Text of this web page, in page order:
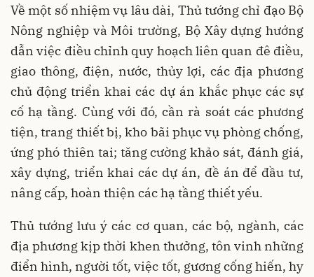
Về một số nhiệm vụ lâu dài, Thủ tướng chỉ đạo Bộ
Nông nghiệp và Môi trường, Bộ Xây dựng hướng
dẫn việc điều chỉnh quy hoạch liên quan đê điều,
giao thông, điện, nước, thủy lợi, các địa phương
chủ động triển khai các dự án khắc phục các sự
cố hạ tầng. Cùng với đó, cần rà soát các phương
tiện, trang thiết bị, kho bãi phục vụ phòng chống,
ứng phó thiên tai; tăng cường khảo sát, đánh giá,
xây dựng, triển khai các dự án, đề án để đầu tư,
nâng cấp, hoàn thiện các hạ tầng thiết yếu.
Thủ tướng lưu ý các cơ quan, các bộ, ngành, các
địa phương kịp thời khen thưởng, tôn vinh những
điển hình, người tốt, việc tốt, gương cống hiến, hy